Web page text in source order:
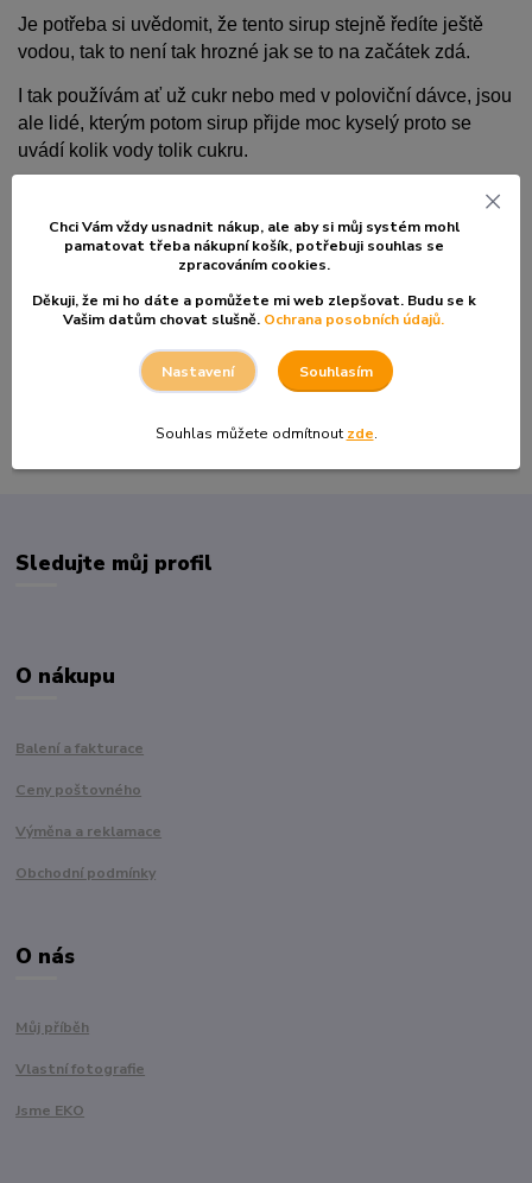
Je potřeba si uvědomit, že tento sirup stejně ředíte ještě
vodou, tak to není tak hrozné jak se to na začátek zdá.
I tak používám ať už cukr nebo med v poloviční dávce, jsou
ale lidé, kterým potom sirup přijde moc kyselý proto se
uvádí kolik vody tolik cukru.
vyhovovat.
Sledujte můj profil
O nákupu
Balení a fakturace
Ceny poštovného
Výměna a reklamace
Obchodní podmínky
O nás
Můj příběh
Vlastní fotografie
Jsme EKO
Chci Vám vždy usnadnit nákup, ale aby si můj systém mohl
pamatovat třeba nákupní košík, potřebuji souhlas se
zpracováním cookies.
Děkuji, že mi ho dáte a pomůžete mi web zlepšovat. Budu se k
Vašim datům chovat slušně. Ochrana posobních údajů.
Nastavení Souhlasím
Souhlas můžete odmítnout zde.